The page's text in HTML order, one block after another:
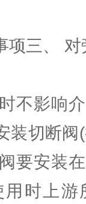
项三、
不影响
装切断
要安装
用时上游